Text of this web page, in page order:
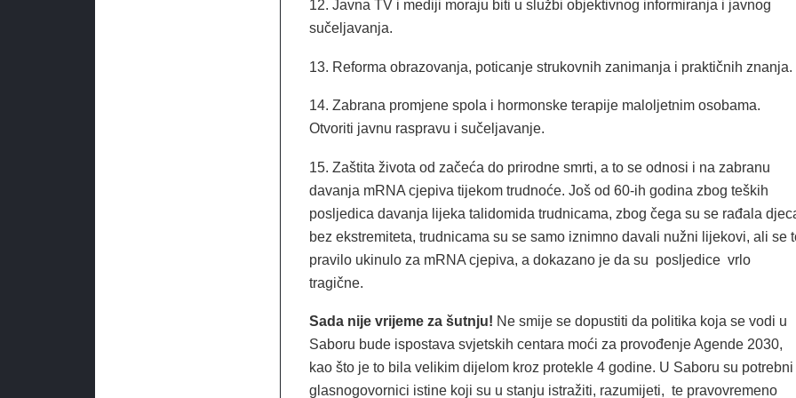
12. Javna TV i mediji moraju biti u službi objektivnog informiranja i javnog
sučeljavanja.
13. Reforma obrazovanja, poticanje strukovnih zanimanja i praktičnih znanja.
14. Zabrana promjene spola i hormonske terapije maloljetnim osobama.
Otvoriti javnu raspravu i sučeljavanje.
15. Zaštita života od začeća do prirodne smrti, a to se odnosi i na zabranu
davanja mRNA cjepiva tijekom trudnoće. Još od 60-ih godina zbog teških
posljedica davanja lijeka talidomida trudnicama, zbog čega su se rađala
bez ekstremiteta, trudnicama su se samo iznimno davali nužni lijekovi, ali se
pravilo ukinulo za mRNA cjepiva, a dokazano je da su posljedice vrlo
tragične.
Sada nije vrijeme za šutnju! Ne smije se dopustiti da politika koja se vodi u
Saboru bude ispostava svjetskih centara moći za provođenje Agende 2030,
kao što je to bila velikim dijelom kroz protekle 4 godine. U Saboru su potrebni
glasnogovornici istine koji su u stanju istražiti, razumijeti, te pravovremeno